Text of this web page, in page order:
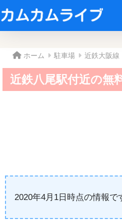
ホーム 駐車場 近鉄大阪線
近鉄八尾駅付近の無
2020年4月1日時点の情報で